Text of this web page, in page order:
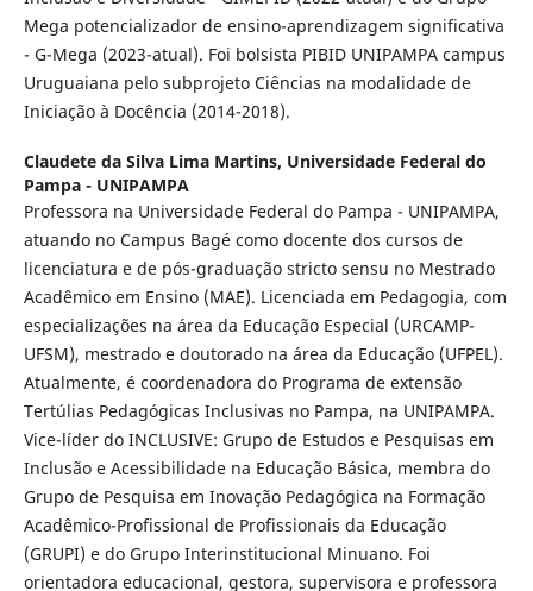
Mega potencializador de ensino-aprendizagem significativa
- G-Mega (2023-atual). Foi bolsista PIBID UNIPAMPA campus
Uruguaiana pelo subprojeto Ciências na modalidade de
Iniciação à Docência (2014-2018).
Claudete da Silva Lima Martins, Universidade Federal do
Pampa - UNIPAMPA
Professora na Universidade Federal do Pampa - UNIPAMPA,
atuando no Campus Bagé como docente dos cursos de
licenciatura e de pós-graduação stricto sensu no Mestrado
Acadêmico em Ensino (MAE). Licenciada em Pedagogia, com
especializações na área da Educação Especial (URCAMP-
UFSM), mestrado e doutorado na área da Educação (UFPEL).
Atualmente, é coordenadora do Programa de extensão
Tertúlias Pedagógicas Inclusivas no Pampa, na UNIPAMPA.
Vice-líder do INCLUSIVE: Grupo de Estudos e Pesquisas em
Inclusão e Acessibilidade na Educação Básica, membra do
Grupo de Pesquisa em Inovação Pedagógica na Formação
Acadêmico-Profissional de Profissionais da Educação
(GRUPI) e do Grupo Interinstitucional Minuano. Foi
orientadora educacional, gestora, supervisora e professora